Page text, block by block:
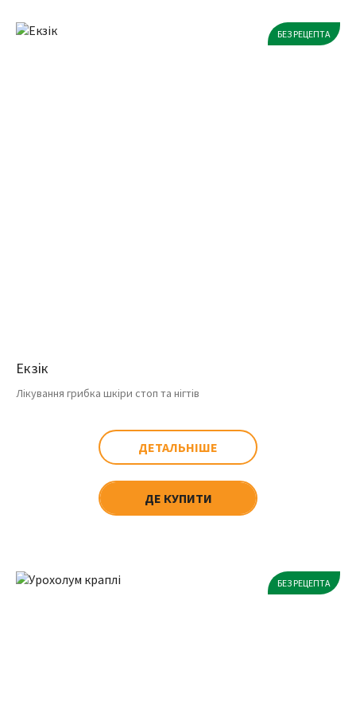
БЕЗ РЕЦЕПТА
Екзік
Лікування грибка шкіри стоп та нігтів
ДЕТАЛЬНІШЕ
ДЕ КУПИТИ
БЕЗ РЕЦЕПТА